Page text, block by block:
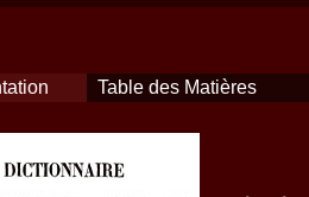
Table des Matières